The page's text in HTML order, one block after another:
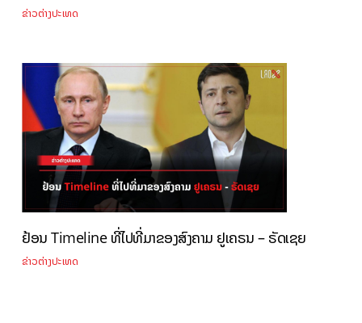
ຂ່າວຕ່າງປະເທດ
ຢ້ອນ Timeline ທີ່ໄປທີ່ມາຂອງສົງຄາມ ຢູເຄຣນ – ຣັດເຊຍ
ຂ່າວຕ່າງປະເທດ